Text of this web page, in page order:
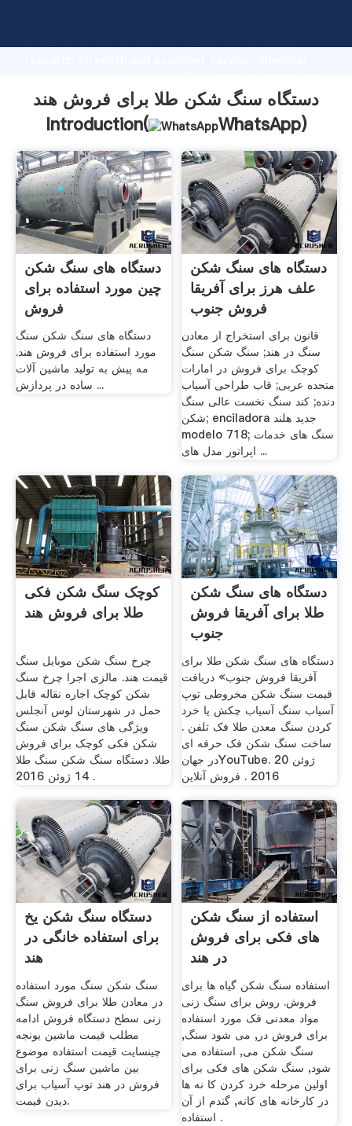
Grasping strong production capability, advanced
value and bring values to all of customers.
دستگاه سنگ شکن طلا برای فروش هند
Introduction(
WhatsApp)
دستگاه های سنگ شکن
چین مورد استفاده برای
فروش
دستگاه های سنگ شکن سنگ
مورد استفاده برای فروش هند.
مه پیش به تولید ماشین آلات
ساده در پردازش ...
دستگاه های سنگ شکن
علف هرز برای آفریقا
فروش جنوب
قانون برای استخراج از معادن
سنگ در هند; سنگ شکن سنگ
کوچک برای فروش در امارات
متحده عربی; قاب طراحی آسیاب
دنده; کند سنگ نخست عالی سنگ
شکن; enciladora جدید هلند
modelo 718; سنگ های خدمات
اپراتور مدل های ...
کوچک سنگ شکن فکی
طلا برای فروش هند
چرخ سنگ شکن موبایل سنگ
قیمت هند. مالزی اجرا چرخ سنگ
شکن کوچک اجاره نقاله قابل
حمل در شهرستان لوس آنجلس
ویژگی های سنگ شکن سنگ
شکن فکی کوچک برای فروش
طلا. دستگاه سنگ شکن سنگ طلا
. 14 ژوئن 2016
دستگاه های سنگ شکن
طلا برای آفریقا فروش
جنوب
دستگاه های سنگ شکن طلا برای
آفریقا فروش جنوب» دریافت
قیمت سنگ شکن مخروطی توپ
آسیاب سنگ آسیاب چکش یا خرد
کردن سنگ معدن طلا فک تلفن .
ساخت سنگ شکن فک حرفه ای
در جهانYouTube. 20 ژوئن
2016 . فروش آنلاین
دستگاه سنگ شکن یخ
برای استفاده خانگی در
هند
سنگ شکن سنگ مورد استفاده
در معادن طلا برای فروش سنگ
زنی سطح دستگاه فروش ادامه
مطلب قیمت ماشین یونجه
چینسایت قیمت استفاده موضوع
بین ماشین سنگ زنی برای
فروش در هند توپ آسیاب برای
دیدن قیمت.
استفاده از سنگ شکن
های فکی برای فروش
در هند
استفاده سنگ شکن گیاه ها برای
فروش. روش برای سنگ زنی
مواد معدنی فک مورد استفاده
برای فروش در, می شود سنگ,
سنگ شکن می, استفاده می
شود, سنگ شکن های فکی برای
اولین مرحله خرد کردن کا نه ها
در کارخانه های کانه, گندم از آن
استفاده .